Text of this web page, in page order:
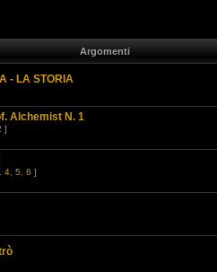
Argomenti
- LA STORIA
Alchemist N. 1
]
4 5 6 ]